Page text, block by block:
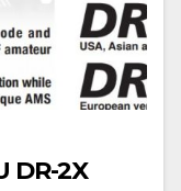
DR-2X